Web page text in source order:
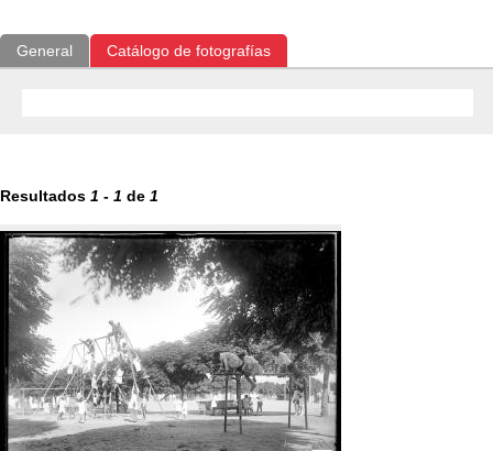
General Catálogo de fotografías
Resultados 1 - 1 de 1